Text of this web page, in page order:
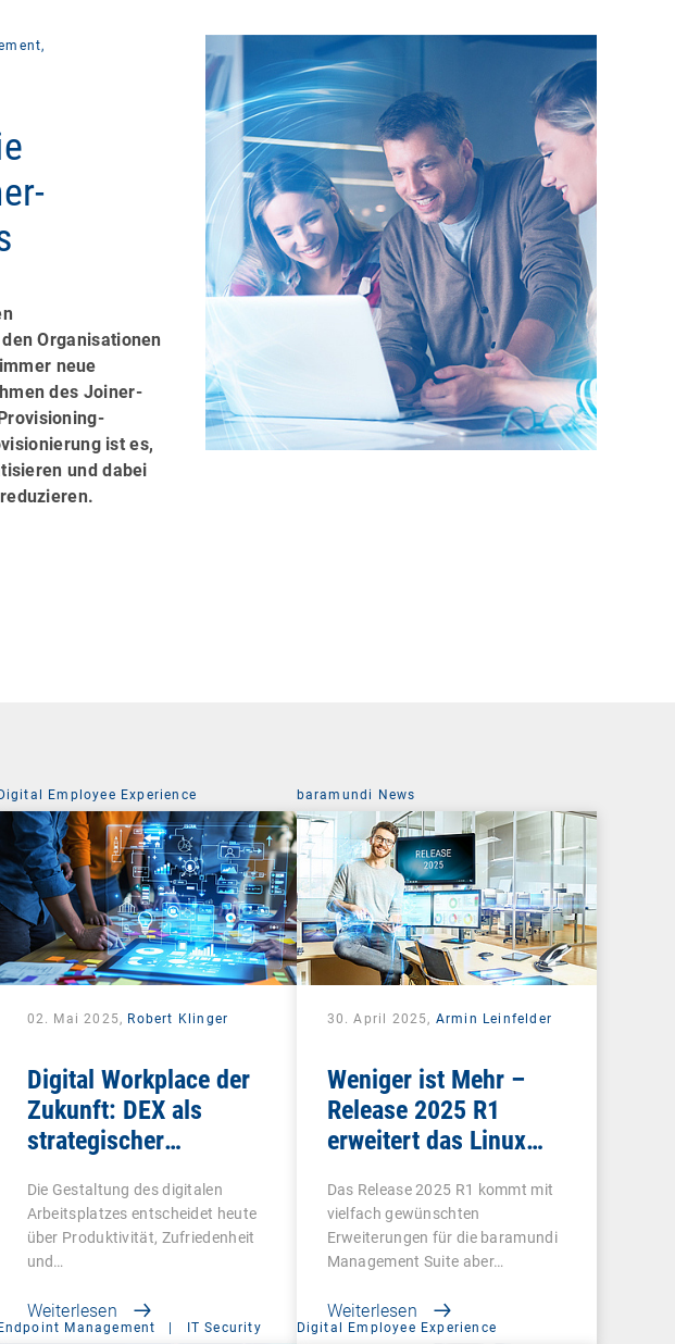
Organisationen
neue
des Joiner-
-
ist es,
und dabei
Employee Experience
02. Mai 2025, Robert Klinger
Digital Workplace der
Zukunft: DEX als
strategischer
Unternehmen
Die Gestaltung des digitalen
Arbeitsplatzes entscheidet heute
über Produktivität, Zufriedenheit
und…
Weiterlesen
baramundi News
30. April 2025, Armin Leinfelder
Weniger ist Mehr –
Release 2025 R1
erweitert das Linux
macht Schluss mit
Altlasten
Das Release 2025 R1 kommt mit
vielfach gewünschten
Erweiterungen für die baramundi
Management Suite aber…
Weiterlesen
Management | IT Security Digital Employee Experience